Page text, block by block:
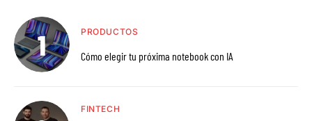
PRODUCTOS
Cómo elegir tu próxima notebook con IA
FINTECH